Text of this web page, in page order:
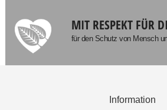
MIT RESPEKT FÜR
für den Schutz von Mensch
Information